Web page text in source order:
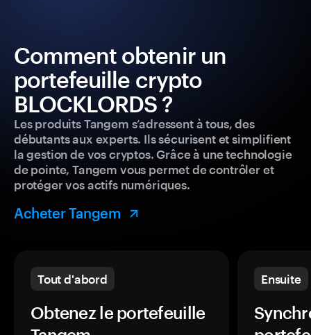
Comment obtenir un
portefeuille crypto
BLOCKLORDS ?
Les produits Tangem s’adressent à tous, des
débutants aux experts. Ils sécurisent et simplifient
la gestion de vos cryptos. Grâce à une technologie
de pointe, Tangem vous permet de contrôler et
protéger vos actifs numériques.
Acheter Tangem
Tout d'abord
Obtenez le portefeuille
Ensuite